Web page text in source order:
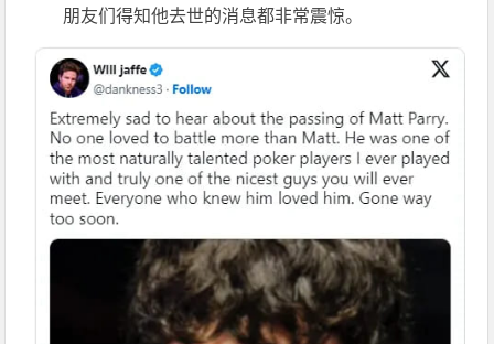
朋友们得知他去世的消息都非常震惊。